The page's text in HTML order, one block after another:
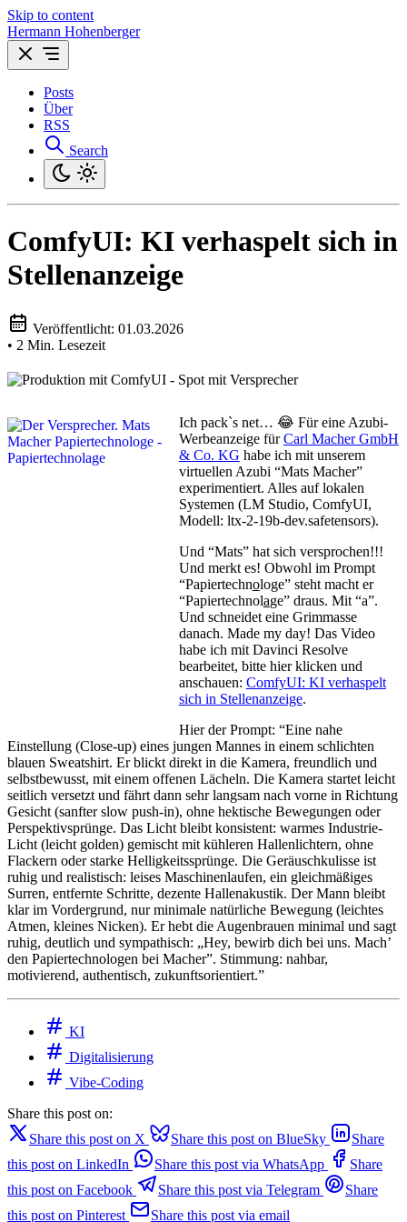
Skip to content
Hermann Hohenberger
Posts
Über
RSS
Search
ComfyUI: KI verhaspelt sich in
Stellenanzeige
Veröffentlicht: 01.03.2026
• 2 Min. Lesezeit
Ich pack`s net… 😂 Für eine Azubi-
Werbeanzeige fürCarl Macher GmbH
& Co. KG habe ich mit unserem
virtuellen Azubi “Mats Macher”
experimentiert. Alles auf lokalen
Systemen (LM Studio, ComfyUI,
Modell: ltx-2-19b-dev.safetensors).
Und “Mats” hat sich versprochen!!!
Und merkt es! Obwohl im Prompt
“Papiertechnologe” steht macht er
“Papiertechnolage” draus. Mit “a”.
Und schneidet eine Grimmasse
danach. Made my day! Das Video
habe ich mit Davinci Resolve
bearbeitet, bitte hier klicken und
anschauen: ComfyUI: KI verhaspelt
sich in Stellenanzeige.
Hier der Prompt: “Eine nahe
Einstellung (Close-up) eines jungen Mannes in einem schlichten
blauen Sweatshirt. Er blickt direkt in die Kamera, freundlich und
selbstbewusst, mit einem offenen Lächeln. Die Kamera startet leicht
seitlich versetzt und fährt dann sehr langsam nach vorne in Richtung
Gesicht (sanfter slow push-in), ohne hektische Bewegungen oder
Perspektivsprünge. Das Licht bleibt konsistent: warmes Industrie-
Licht (leicht golden) gemischt mit kühleren Hallenlichtern, ohne
Flackern oder starke Helligkeitssprünge. Die Geräuschkulisse ist
ruhig und realistisch: leises Maschinenlaufen, ein gleichmäßiges
Surren, entfernte Schritte, dezente Hallenakustik. Der Mann bleibt
klar im Vordergrund, nur minimale natürliche Bewegung (leichtes
Atmen, kleines Nicken). Er hebt die Augenbrauen minimal und sagt
ruhig, deutlich und sympathisch: „Hey, bewirb dich bei uns. Mach’
den Papiertechnologen bei Macher”. Stimmung: nahbar,
motivierend, authentisch, zukunftsorientiert.”
KI
Digitalisierung
Vibe-Coding
Share this post on:
Share this post on X
Share this post on BlueSky
Share
this post on LinkedIn
Share this post via WhatsApp
Share
this post on Facebook
Share this post via Telegram
Share
this post on Pinterest
Share this post via email